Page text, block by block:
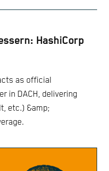
HashiCorp
as official
in DACH, delivering
etc.) &amp;